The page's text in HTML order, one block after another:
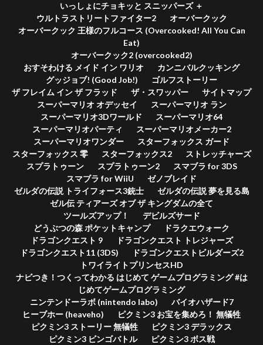
いっしょにチョキッと スニッパーズ ＋
ウルトラストリートファイター2
オーバークック
オーバークック 王様のフルコース (Overcooked! All You Can
Eat)
オーバークック2 (overcooked2)
おすそわける メイド イン ワリオ
カンニバルクッキング
グッジョブ! (Good Job!)
ゴルフストーリー
ザ フレイム イン ザ フラッド
ザ・スワッパー
サイトマップ
スーパーマリオ オデッセイ
スーパーマリオ ラン
スーパーマリオ3Dワールド
スーパーマリオ64
スーパーマリオパーティ
スーパーマリオメーカー2
スーパーマリオワンダー
スターフォックス ガード
スターフォックス 零
スターフォックス2
ストレッチャーズ
スプラトゥーン
スプラトゥーン2
スマブラ for 3DS
スマブラ for WiiU
ゼノブレイド
ゼルダの伝説 トライフォース3銃士
ゼルダの伝説 夢を見る島
ゼル伝 ティアーズ オブ ザ キングダムの全て
ツールズアップ！
デビルズサード
どうぶつの森 ポケットキャンプ
ドラクエウォーク
ドラゴンクエスト 9
ドラゴンクエスト トレジャーズ
ドラゴンクエスト11 (3DS)
ドラゴンクエストビルダーズ2
トワイライトプリンセスHD
ナビつき！つくってわかる はじめて ゲームプログラミング #は
じめてゲームプログラミング
ニンテンドーラボ (nintendo labo)
バイオハザード7
ヒーブホー (heaveho)
ピクミン3 お宝を集めろ！ 無犠牲
ピクミン3 ストーリー 無犠牲
ピクミン3 デラックス
ピクミン3 ビンゴバトル
ピクミン3 ボス戦